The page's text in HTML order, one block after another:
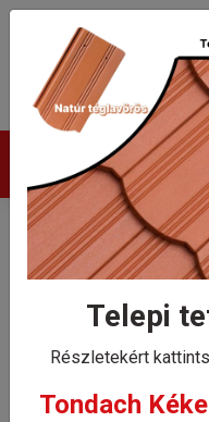
Termékek
Tondach
alapcserép
Kezdőlap
Telepi
Részletekért
Tondach